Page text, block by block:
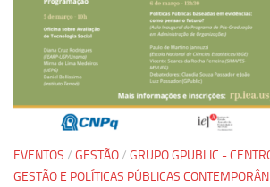
EVENTOS / GESTÃO/ GRUPO GPUBLIC -
GESTÃO E POLÍTICAS PÚBLICAS